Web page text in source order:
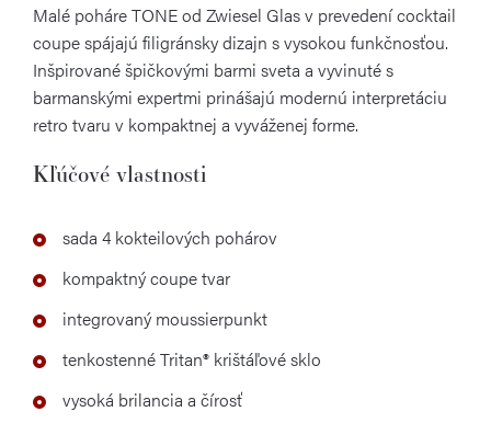
Malé poháre TONE od Zwiesel Glas v prevedení cocktail
coupe spájajú filigránsky dizajn s vysokou funkčnosťou.
Inšpirované špičkovými barmi sveta a vyvinuté s
barmanskými expertmi prinášajú modernú interpretáciu
retro tvaru v kompaktnej a vyváženej forme.
Kľúčové vlastnosti
sada 4 kokteilových pohárov
kompaktný coupe tvar
integrovaný moussierpunkt
tenkostenné Tritan® krištáľové sklo
vysoká brilancia a čírosť